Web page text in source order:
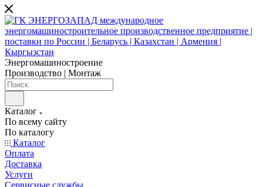
Энергомашиностроение
Производство | Монтаж
Каталог
По всему сайту
По каталогу
Каталог
Оплата
Доставка
Услуги
Сервисные службы